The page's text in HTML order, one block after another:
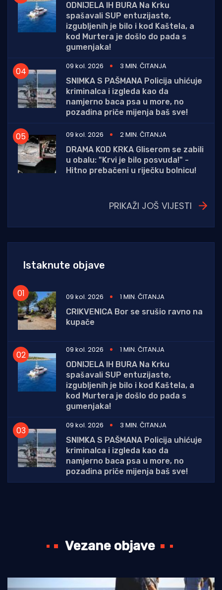
ODNIJELA IH BURA Na Krku
spašavali SUP entuzijaste,
izgubljenih je bilo i kod Kaštela, a
kod Murtera je došlo do pada s
gumenjaka!
09 kol. 2026
3 MIN. ČITANJA
SNIMKA S PAŠMANA Policija uhićuje
kriminalca i izgleda kao da
namjerno baca psa u more, no
pozadina priče mijenja baš sve!
09 kol. 2026
2 MIN. ČITANJA
DRAMA KOD KRKA Gliserom se zabili
u obalu: "Krvi je bilo posvuda!" -
Hitno prebačeni u riječku bolnicu!
PRIKAŽI JOŠ VIJESTI
Istaknute objave
09 kol. 2026
1 MIN. ČITANJA
CRIKVENICA Bor se srušio ravno na
kupače
09 kol. 2026
1 MIN. ČITANJA
ODNIJELA IH BURA Na Krku
spašavali SUP entuzijaste,
izgubljenih je bilo i kod Kaštela, a
kod Murtera je došlo do pada s
gumenjaka!
09 kol. 2026
3 MIN. ČITANJA
SNIMKA S PAŠMANA Policija uhićuje
kriminalca i izgleda kao da
namjerno baca psa u more, no
pozadina priče mijenja baš sve!
Vezane objave